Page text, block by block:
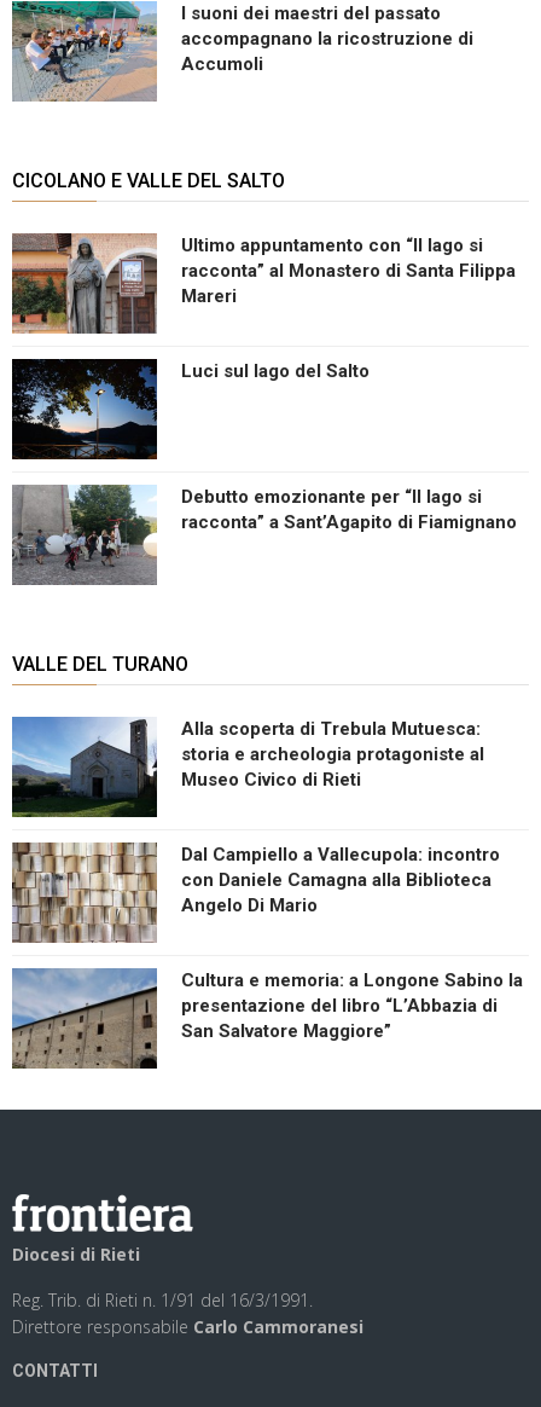
I suoni dei maestri del passato
accompagnano la ricostruzione di
Accumoli
CICOLANO E VALLE DEL SALTO
Ultimo appuntamento con “Il lago si
racconta” al Monastero di Santa Filippa
Mareri
Luci sul lago del Salto
Debutto emozionante per “Il lago si
racconta” a Sant’Agapito di Fiamignano
VALLE DEL TURANO
Alla scoperta di Trebula Mutuesca:
storia e archeologia protagoniste al
Museo Civico di Rieti
Dal Campiello a Vallecupola: incontro
con Daniele Camagna alla Biblioteca
Angelo Di Mario
Cultura e memoria: a Longone Sabino la
presentazione del libro “L’Abbazia di
San Salvatore Maggiore”
Diocesi di Rieti
Reg. Trib. di Rieti n. 1/91 del 16/3/1991.
Direttore responsabile Carlo Cammoranesi
CONTATTI